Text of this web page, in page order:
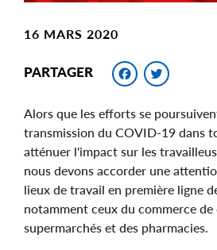
16 MARS 2020
PARTAGER
Alors que les efforts se
transmission du COVID-19 dans
atténuer l'impact sur les
nous devons accorder une
lieux de travail en première ligne
notamment ceux du commerce de
supermarchés et des pharmacies.